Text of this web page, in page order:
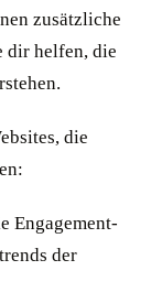
zusätzliche
dir helfen, die
die
Engagement-
der